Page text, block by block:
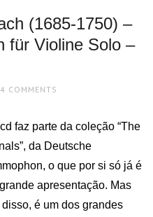
(1685-1750) –
für Violine Solo –
4 COMMENTS
faz parte da coleção “The
da Deutsche
o que por si só já é
apresentação. Mas
é um dos grandes